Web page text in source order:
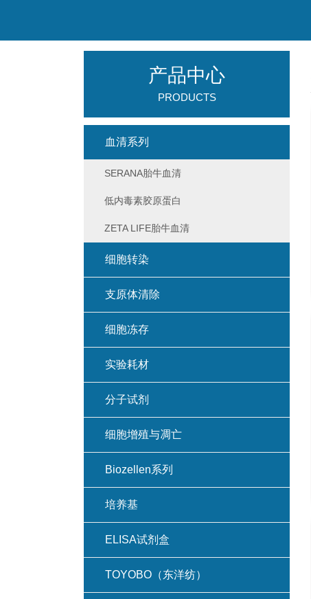
产品中心
PRODUCTS
血清系列
SERANA胎牛血清
低内毒素胶原蛋白
ZETA LIFE胎牛血清
细胞转染
支原体清除
细胞冻存
实验耗材
分子试剂
细胞增殖与凋亡
Biozellen系列
培养基
ELISA试剂盒
TOYOBO（东洋纺）